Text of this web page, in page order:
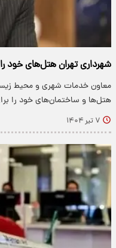
شهرداری تهران هتل‌های خود
معاون خدمات شهری و محیط
هتل‌ها و ساختمان‌های خود را
۷ تیر ۱۴۰۴